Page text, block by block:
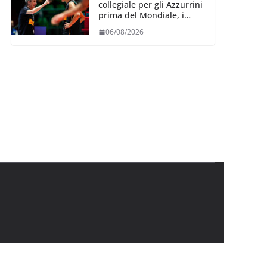
collegiale per gli Azzurrini
prima del Mondiale, i
06/08/2026